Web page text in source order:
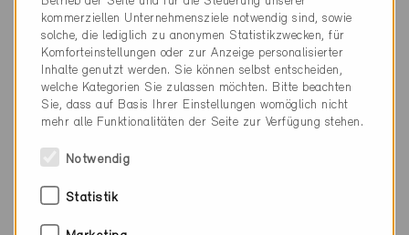
0,70 W/m2K
Einsatzbereich
Aussentüre mit Seitenteil
Zertifikatsdatum
03.07.2023
Code Nr.
kommerziellen Unternehmensziele notwendig sind, sowie
solche, die lediglich zu anonymen Statistikzwecken, für
Komforteinstellungen oder zur Anzeige personalisierter
Inhalte genutzt werden. Sie können selbst entscheiden,
welche Kategorien Sie zulassen möchten. Bitte beachten
Sie, dass auf Basis Ihrer Einstellungen womöglich nicht
mehr alle Funktionalitäten der Seite zur Verfügung stehen.
Notwendig
Statistik